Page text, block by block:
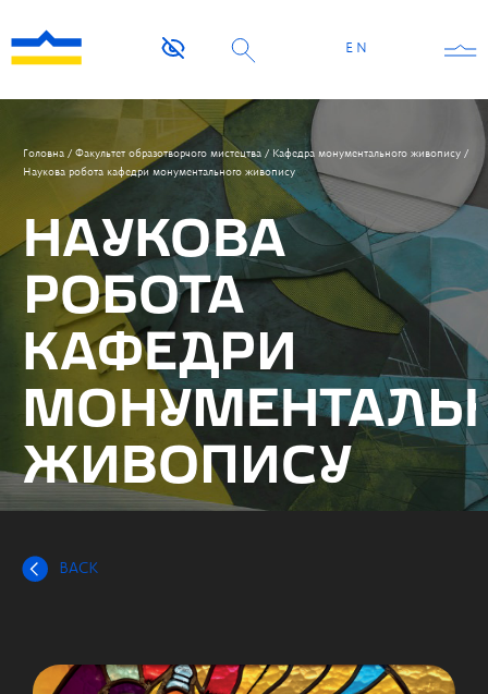
EN
Головна / Факультет образотворчого мистецтва / Кафедра монументального живопису /
Наукова робота кафедри монументального живопису
НАУКОВА
РОБОТА
КАФЕДРИ
ЖИВОПИСУ
BACK